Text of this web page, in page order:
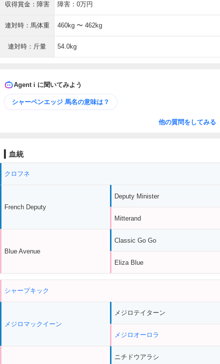
収得賞金：障害 障害：0万円
連対時：馬体重 460kg 〜 462kg
連対時：斤量 54.0kg
Agent i に聞いてみよう
シャーペンエッジ 馬名の意味は？
他の質問をしてみる
血統
クロフネ
French Deputy
Blue Avenue
Deputy Minister
Mitterand
Classic Go Go
Eliza Blue
シャープキック
メジロマックイーン
メジロテイターン
メジロオーロラ
ニチドウアラシ